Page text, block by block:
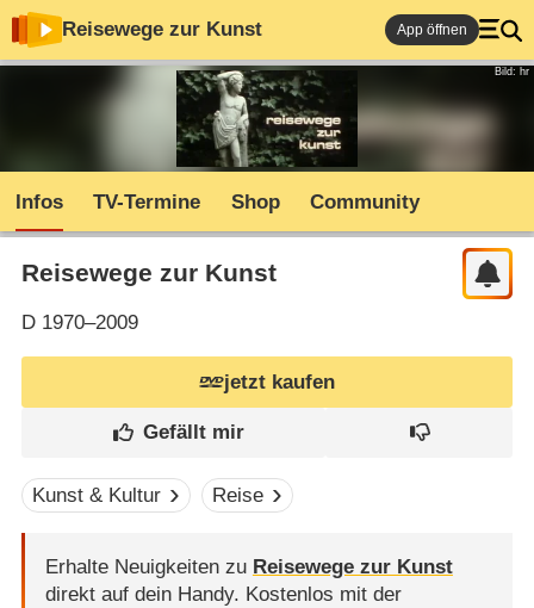
Reisewege zur Kunst App öffnen
Bild: hr
Infos TV-Termine Shop Community
Reisewege zur Kunst
D1970–2009
jetzt kaufen
Kunst & Kultur Reise
Erhalte Neuigkeiten zu Reisewege zur Kunst
direkt auf dein Handy. Kostenlos mit der